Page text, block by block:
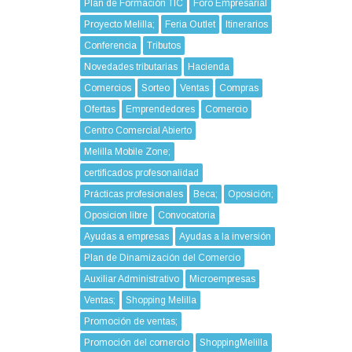
Plan de Formación TIC
Foro Empresarial
Proyecto Melilla;
Feria Outlet
Itinerarios
Conferencia
Tributos
Novedades tributarias
Hacienda
Comercios
Sorteo Ventas
Compras
Ofertas
Emprendedores
Comercio
Centro Comercial Abierto
Melilla Mobile Zone;
certificados profesonalidad
Prácticas profesionales
Beca;
Oposición;
Oposicion libre
Convocatoria
Ayudas a empresas
Ayudas a la inversión
Plan de Dinamización del Comercio
Auxiliar Administrativo
Microempresas
Ventas;
Shopping Melilla
Promoción de ventas;
Promoción del comercio
ShoppingMelilla